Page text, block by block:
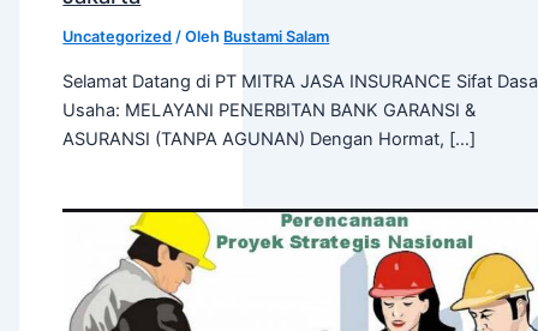
Uncategorized / Oleh Bustami Salam
Selamat Datang di PT MITRA JASA INSURANCE Sifat
Usaha: MELAYANI PENERBITAN BANK GARANSI &
ASURANSI (TANPA AGUNAN) Dengan Hormat, […]